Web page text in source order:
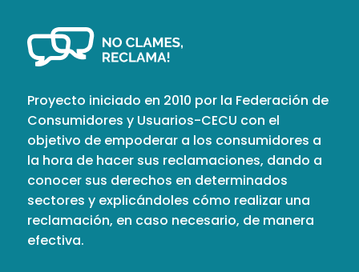
Proyecto iniciado en 2010 por la Federación de
Consumidores y Usuarios-CECU con el
objetivo de empoderar a los consumidores a
la hora de hacer sus reclamaciones, dando a
conocer sus derechos en determinados
sectores y explicándoles cómo realizar una
reclamación, en caso necesario, de manera
efectiva.